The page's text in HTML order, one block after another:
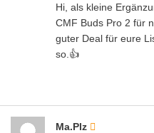
Hi, als kleine
CMF Buds Pro 2 für
guter Deal für eure
so.👍
Ma.Plz